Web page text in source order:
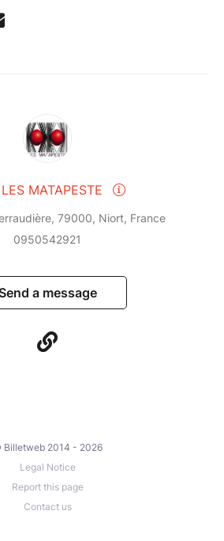
MATAPESTE
79000, Niort, France
0950542921
a message
Billetweb 2014 - 2026
Legal Notice
Report this page
Contact us